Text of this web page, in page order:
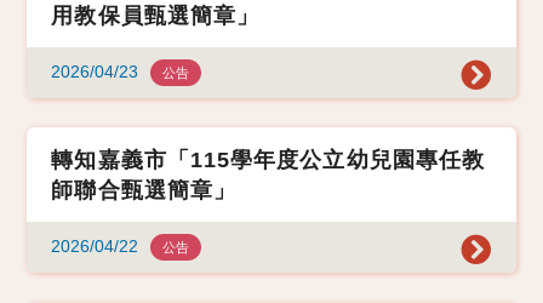
用教保員甄選簡章」
2026/04/23 公告
轉知嘉義市「115學年度公立幼兒園專任教
師聯合甄選簡章」
2026/04/22 公告